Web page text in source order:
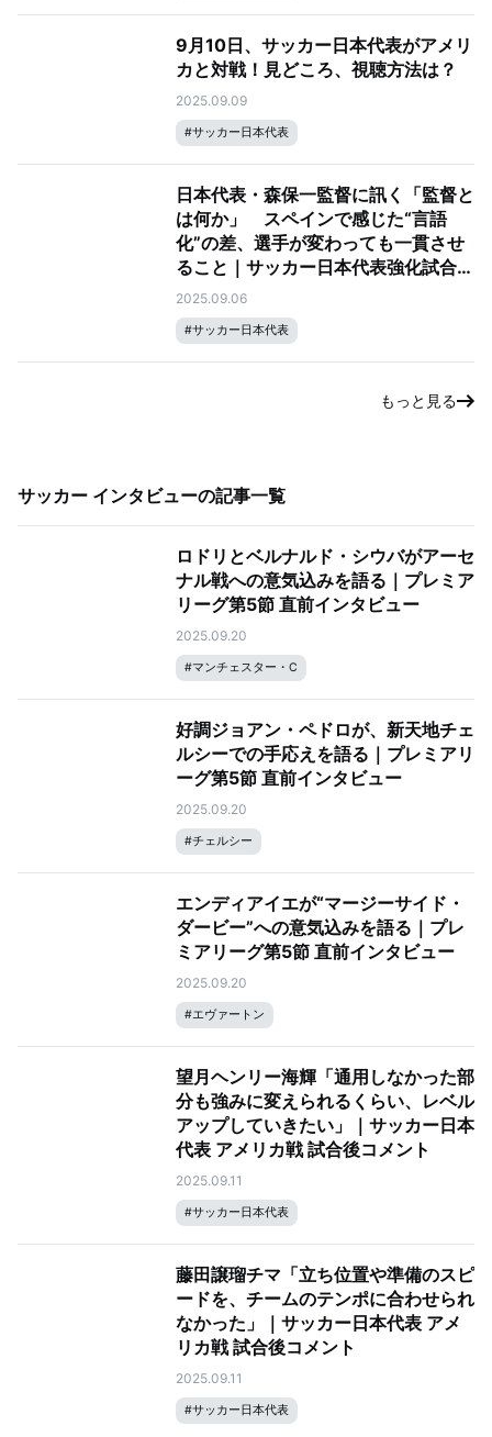
9月10日、サッカー日本代表がアメリ
カと対戦！見どころ、視聴方法は？
2025.09.09
#サッカー日本代表
日本代表・森保一監督に訊く「監督と
は何か」 スペインで感じた“言語
化”の差、選手が変わっても一貫させ
ること｜サッカー日本代表強化試合
vs. メキシコ・アメリカ
2025.09.06
#サッカー日本代表
もっと見る
サッカー インタビューの記事一覧
ロドリとベルナルド・シウバがアーセ
ナル戦への意気込みを語る｜プレミア
リーグ第5節 直前インタビュー
2025.09.20
#マンチェスター・C
好調ジョアン・ペドロが、新天地チェ
ルシーでの手応えを語る｜プレミアリ
ーグ第5節 直前インタビュー
2025.09.20
#チェルシー
エンディアイエが“マージーサイド・
ダービー”への意気込みを語る｜プレ
ミアリーグ第5節 直前インタビュー
2025.09.20
#エヴァートン
望月ヘンリー海輝「通用しなかった部
分も強みに変えられるくらい、レベル
アップしていきたい」｜サッカー日本
代表 アメリカ戦 試合後コメント
2025.09.11
#サッカー日本代表
藤田譲瑠チマ「立ち位置や準備のスピ
ードを、チームのテンポに合わせられ
なかった」｜サッカー日本代表 アメ
リカ戦 試合後コメント
2025.09.11
#サッカー日本代表